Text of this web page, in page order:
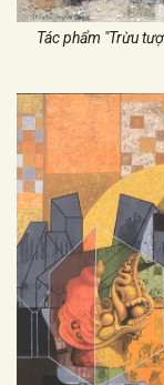
Tác phẩm "Trừu